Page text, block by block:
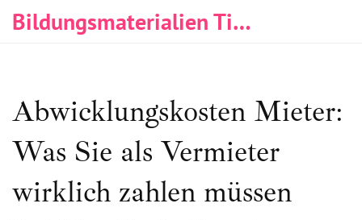
Bildungsmaterialien Tischlerei & Immobilien
Abwicklungskosten Mieter:
Was Sie als Vermieter
wirklich zahlen müssen